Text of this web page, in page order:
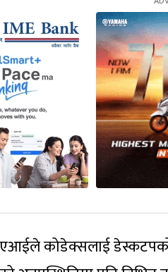
कोडेक्सलाई डेस्कटपको